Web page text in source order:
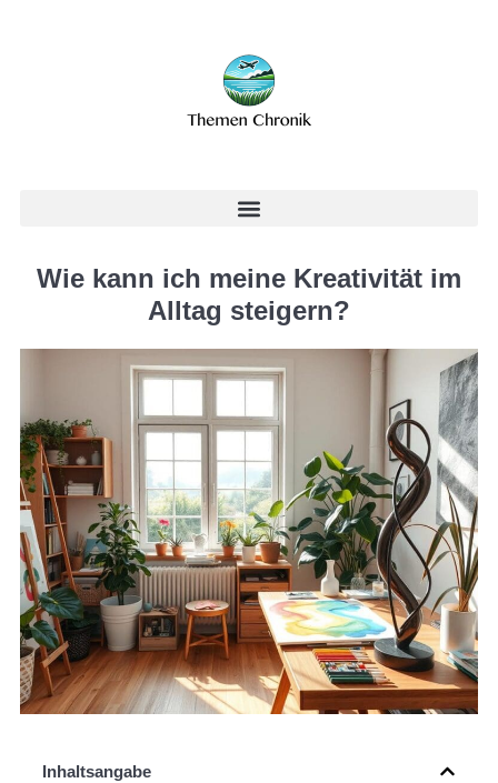
Wie kann ich meine Kreativität im
Alltag steigern?
Inhaltsangabe